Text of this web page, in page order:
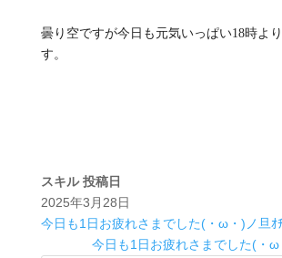
曇り空ですが今日も元気いっぱい18時よ
す。
スキル 投稿日
2025年3月28日
今日も1日お疲れさまでした(・ω・)ノ旦ｵﾁ
今日も1日お疲れさまでした(・ω